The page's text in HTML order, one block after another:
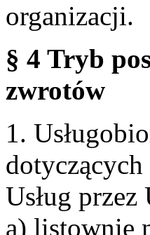
organizacji.
§ 4 Tryb
zwrotów
1.
Usług przez
a) listownie